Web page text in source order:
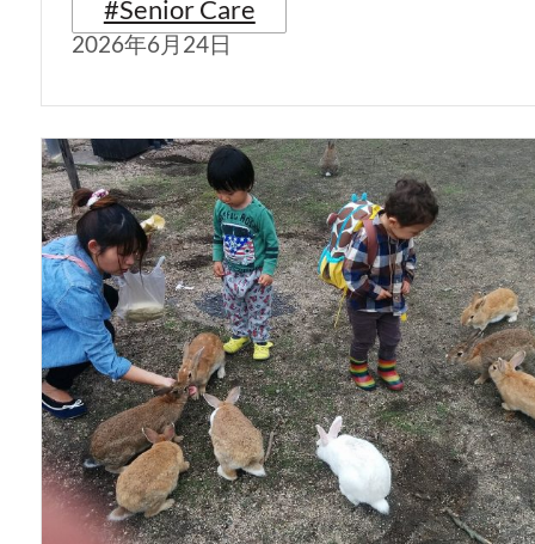
#Senior Care
2026年6月24日